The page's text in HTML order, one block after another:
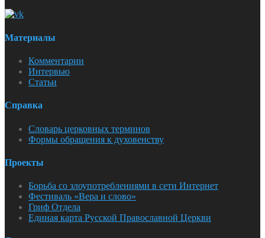
Материалы
Комментарии
Интервью
Статьи
Справка
Словарь церковных терминов
Формы обращения к духовенству
Проекты
Борьба со злоупотреблениями в сети Интернет
Фестиваль «Вера и слово»
Гриф Отдела
Единая карта Русской Православной Церкви